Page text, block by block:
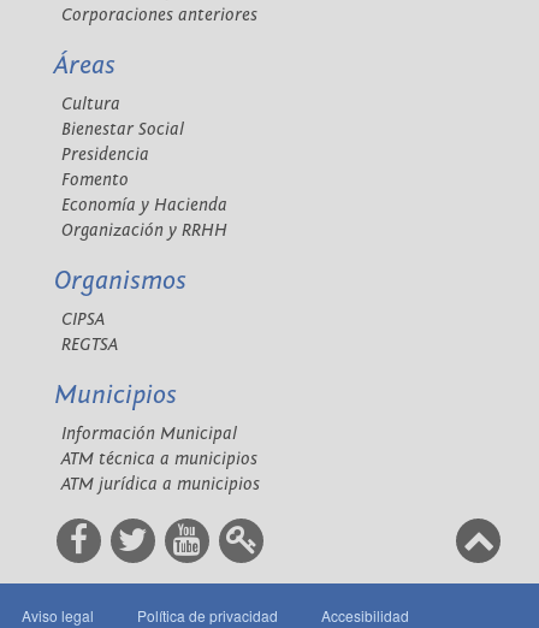
Corporaciones anteriores
Áreas
Cultura
Bienestar Social
Presidencia
Fomento
Economía y Hacienda
Organización y RRHH
Organismos
CIPSA
REGTSA
Municipios
Información Municipal
ATM técnica a municipios
ATM jurídica a municipios
Aviso legal Política de privacidad Accesibilidad